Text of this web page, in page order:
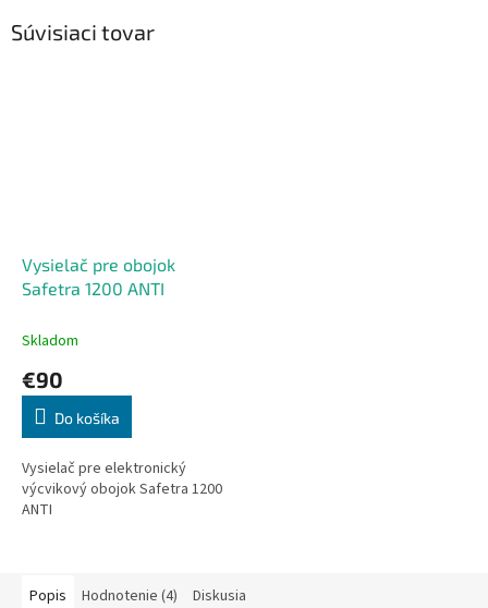
Súvisiaci tovar
Vysielač pre obojok
Safetra 1200 ANTI
Skladom
€90
Do košíka
Vysielač pre elektronický
výcvikový obojok Safetra 1200
ANTI
Popis Hodnotenie (4) Diskusia